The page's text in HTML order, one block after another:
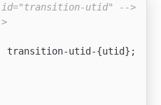
id="transition-utid" -->
transition-utid-{utid};